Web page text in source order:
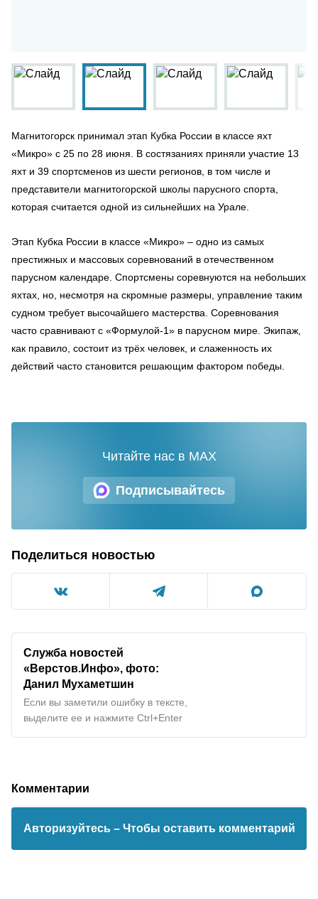
Магнитогорск принимал этап Кубка России в классе яхт
«Микро» с 25 по 28 июня. В состязаниях приняли участие 13
яхт и 39 спортсменов из шести регионов, в том числе и
представители магнитогорской школы парусного спорта,
которая считается одной из сильнейших на Урале.
Этап Кубка России в классе «Микро» – одно из самых
престижных и массовых соревнований в отечественном
парусном календаре. Спортсмены соревнуются на небольших
яхтах, но, несмотря на скромные размеры, управление таким
судном требует высочайшего мастерства. Соревнования
часто сравнивают с «Формулой‑1» в парусном мире. Экипаж,
как правило, состоит из трёх человек, и слаженность их
действий часто становится решающим фактором победы.
Подписывайтесь
Читайте нас в MAX
Поделиться новостью
Служба новостей
«Верстов.Инфо», фото:
Данил Мухаметшин
Если вы заметили ошибку в тексте,
выделите ее и нажмите Ctrl+Enter
Комментарии
Авторизуйтесь – Чтобы оставить комментарий